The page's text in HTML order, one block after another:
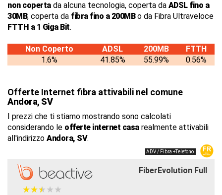
non copertada alcuna tecnologia, coperta da ADSL fino a
30MB, coperta da fibra fino a 200MBo da Fibra Ultraveloce
FTTH a 1 Giga Bit.
Non Coperto ADSL 200MB
FTTH
1.6%
41.85% 55.99% 0.56%
Offerte Internet fibra attivabili nel comune
Andora, SV
I prezzi che ti stiamo mostrando sono calcolati
considerando le offerte internet casarealmente attivabili
all'indirizzo Andora, SV.
ADV / Fibra +Telefono
FiberEvolution Full
★★★★★
★★★★★